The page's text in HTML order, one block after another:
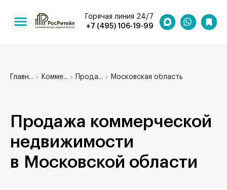
+7 (495) 106-19-99
Горячая линия 24/7
Главн... Комме... Прода... Московская область
Продажа коммерческой
недвижимости
в Московской области